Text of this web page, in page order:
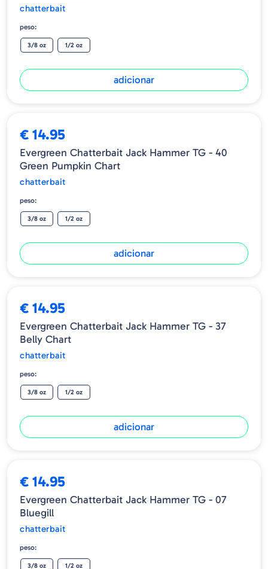
chatterbait
peso:
3/8 oz 1/2 oz
adicionar
€ 14.95
Evergreen Chatterbait Jack Hammer TG - 40
Green Pumpkin Chart
chatterbait
peso:
3/8 oz 1/2 oz
adicionar
€ 14.95
Evergreen Chatterbait Jack Hammer TG - 37
Belly Chart
chatterbait
peso:
3/8 oz 1/2 oz
adicionar
€ 14.95
Evergreen Chatterbait Jack Hammer TG - 07
Bluegill
chatterbait
peso:
3/8 oz 1/2 oz